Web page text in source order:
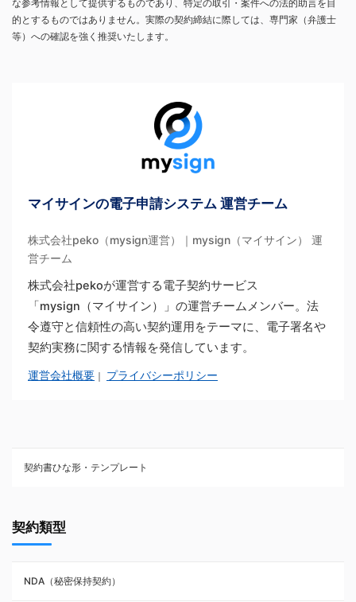
な参考情報として提供するものであり、特定の取引・案件への法的助言を目
的とするものではありません。実際の契約締結に際しては、専門家（弁護士
等）への確認を強く推奨いたします。
マイサインの電子申請システム 運営チーム
株式会社peko（mysign運営）｜mysign（マイサイン） 運
営チーム
株式会社pekoが運営する電子契約サービス
「mysign（マイサイン）」の運営チームメンバー。法
令遵守と信頼性の高い契約運用をテーマに、電子署名や
契約実務に関する情報を発信しています。
運営会社概要 ｜ プライバシーポリシー
契約書ひな形・テンプレート
NDA（秘密保持契約）
業務委託契約
契約類型
NDA（秘密保持契約）